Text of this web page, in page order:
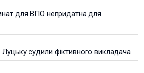
для ВПО непридатна для
судили фіктивного викладача